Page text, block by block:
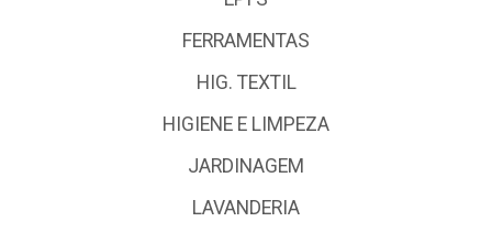
FERRAMENTAS
HIG. TEXTIL
HIGIENE E LIMPEZA
JARDINAGEM
LAVANDERIA